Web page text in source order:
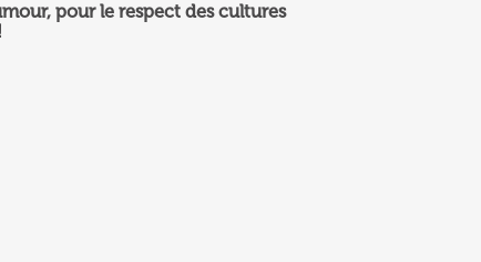
pour le respect des cultures